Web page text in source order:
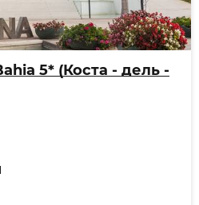
5* (Коста - дель -